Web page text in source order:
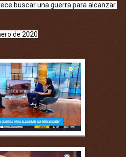
buscar una guerra para alcanzar
de 2020